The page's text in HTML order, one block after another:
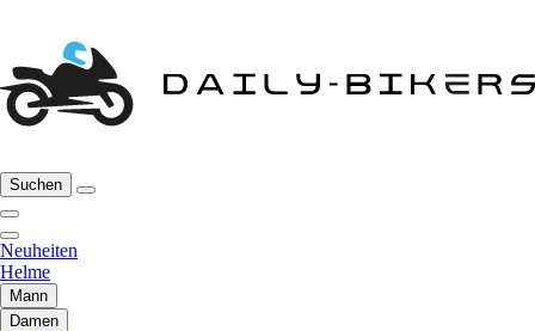
Suchen
Neuheiten
Helme
Mann
Damen